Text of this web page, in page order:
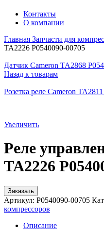
Контакты
О компании
Главная Запчасти для
TA2226 P0540090-00705
Датчик Cameron TA2868
Назад к товарам
Розетка реле Cameron
Увеличить
Реле
TA2226
Заказать
Артикул: P0540090-00705
компрессоров
Описание